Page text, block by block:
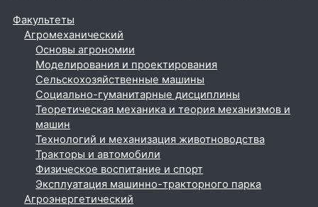
Факультеты
Агромеханический
Основы агрономии
Моделирования и проектирования
Сельскохозяйственные машины
Социально-гуманитарные дисциплины
Теоретическая механика и теория механизмов и
машин
Технологий и механизация животноводства
Тракторы и автомобили
Физическое воспитание и спорт
Эксплуатация машинно-тракторного парка
Агроэнергетический